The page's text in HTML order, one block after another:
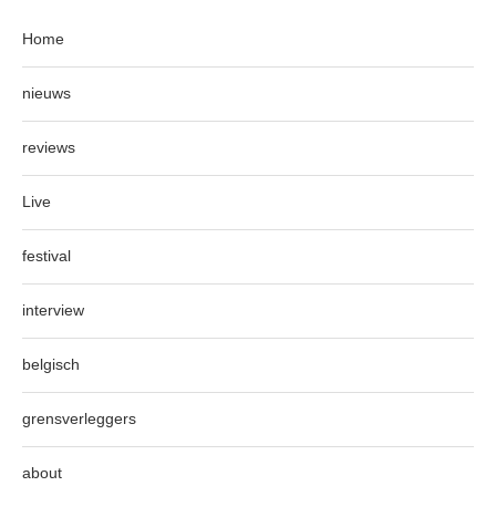
Home
nieuws
reviews
Live
festival
interview
belgisch
grensverleggers
about